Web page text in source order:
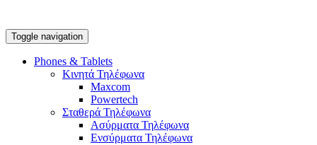
Toggle navigation
Phones & Tablets
Κινητά Τηλέφωνα
Maxcom
Powertech
Σταθερά Τηλέφωνα
Ασύρματα Τηλέφωνα
Ενσύρματα Τηλέφωνα